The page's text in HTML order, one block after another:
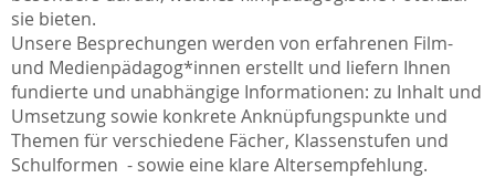
sie bieten.
Unsere Besprechungen werden von erfahrenen Film-
und Medienpädagog*innen erstellt und liefern Ihnen
fundierte und unabhängige Informationen: zu Inhalt und
Umsetzung sowie konkrete Anknüpfungspunkte und
Themen für verschiedene Fächer, Klassenstufen und
Schulformen - sowie eine klare Altersempfehlung.